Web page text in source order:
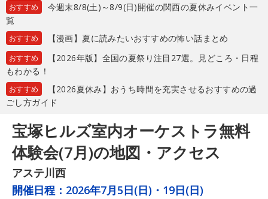
おすすめ
今週末8/8(土)～8/9(日)開催の関西の夏休みイベント一
覧
おすすめ 【漫画】夏に読みたいおすすめの怖い話まとめ
おすすめ
【2026年版】全国の夏祭り注目27選。見どころ・日程
もわかる！
おすすめ
【2026夏休み】おうち時間を充実させるおすすめの過
ごし方ガイド
宝塚ヒルズ室内オーケストラ無料
体験会(7月)の地図・アクセス
アステ川西
開催日程： 2026年7月5日(日)・19日(日)